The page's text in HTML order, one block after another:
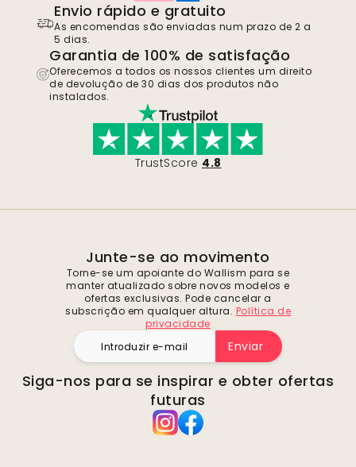
Envio rápido e gratuito
As encomendas são enviadas num prazo de 2 a
5 dias.
Garantia de 100% de satisfação
Oferecemos a todos os nossos clientes um direito
de devolução de 30 dias dos produtos não
instalados.
TrustScore 4.8
Junte-se ao movimento
Torne-se um apoiante do Wallism para se
manter atualizado sobre novos modelos e
ofertas exclusivas. Pode cancelar a
subscrição em qualquer altura. Política de
privacidade
Enviar
Siga-nos para se inspirar e obter ofertas
futuras